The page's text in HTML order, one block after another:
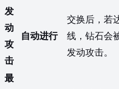
发
动
攻
击
自动进行
交换后，若
线，钻石会
发动攻击。
最